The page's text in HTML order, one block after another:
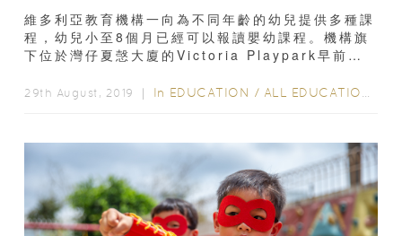
有盡有
維多利亞教育機構一向為不同年齡的幼兒提供多種課
程，幼兒小至8個月已經可以報讀嬰幼課程。機構旗
下位於灣仔夏愨大廈的Victoria Playpark早前已
29th August, 2019 ｜ In EDUCATION / ALL EDUCATION